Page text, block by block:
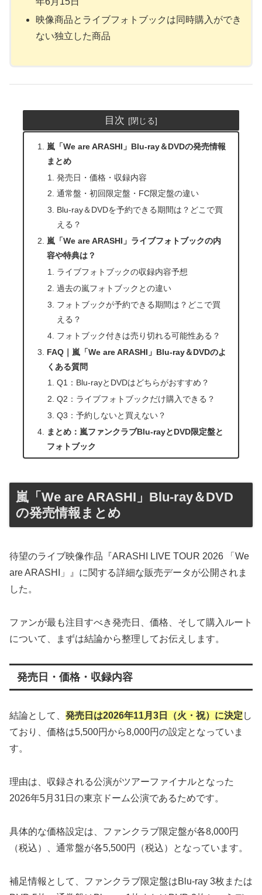
映像商品とライブフォトブックは同時購入ができ
ない独立した商品
目次
嵐「We are ARASHI」Blu-ray＆DVDの発売情報
まとめ
発売日・価格・収録内容
通常盤・初回限定盤・FC限定盤の違い
Blu-ray＆DVDを予約できる期間は？どこで買
える？
嵐「We are ARASHI」ライブフォトブックの内
容や特典は？
ライブフォトブックの収録内容予想
過去の嵐フォトブックとの違い
フォトブックが予約できる期間は？どこで買
える？
フォトブック付きは売り切れる可能性ある？
FAQ｜嵐「We are ARASHI」Blu-ray＆DVDのよ
くある質問
Q1：Blu-rayとDVDはどちらがおすすめ？
Q2：ライブフォトブックだけ購入できる？
Q3：予約しないと買えない？
まとめ：嵐ファンクラブBlu-rayとDVD限定盤と
フォトブック
嵐「We are ARASHI」Blu-ray＆DVD
の発売情報まとめ
待望のライブ映像作品『ARASHI LIVE TOUR 2026 「We
are ARASHI」』に関する詳細な販売データが公開されま
した。
ファンが最も注目すべき発売日、価格、そして購入ルート
について、まずは結論から整理してお伝えします。
発売日・価格・収録内容
結論として、 発売日は2026年11月3日（火・祝）に決定 し
ており、価格は5,500円から8,000円の設定となっていま
す。
理由は、収録される公演がツアーファイナルとなった
2026年5月31日の東京ドーム公演であるためです。
具体的な価格設定は、ファンクラブ限定盤が各8,000円
（税込）、通常盤が各5,500円（税込）となっています。
補足情報として、ファンクラブ限定盤はBlu-ray 3枚または